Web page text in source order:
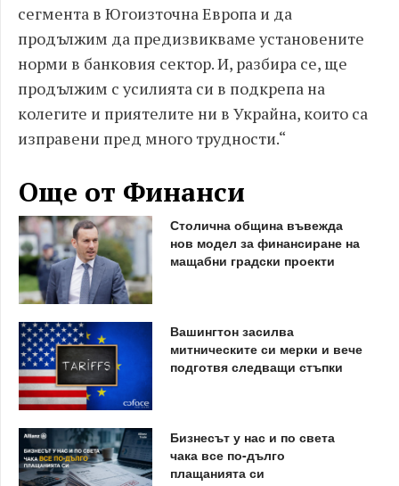
сегмента в Югоизточна Европа и да
продължим да предизвикваме установените
норми в банковия сектор. И, разбира се, ще
продължим с усилията си в подкрепа на
колегите и приятелите ни в Украйна, които са
изправени пред много трудности.“
Още от Финанси
Столична община въвежда
нов модел за финансиране на
мащабни градски проекти
Вашингтон засилва
митническите си мерки и вече
подготвя следващи стъпки
Бизнесът у нас и по света
чака все по-дълго
плащанията си